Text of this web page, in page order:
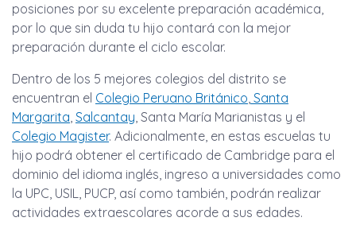
posiciones por su excelente preparación académica,
por lo que sin duda tu hijo contará con la mejor
preparación durante el ciclo escolar.
Dentro de los 5 mejores colegios del distrito se
encuentran el Colegio Peruano Británico, Santa
Margarita, Salcantay, Santa María Marianistas y el
Colegio Magister. Adicionalmente, en estas escuelas tu
hijo podrá obtener el certificado de Cambridge para el
dominio del idioma inglés, ingreso a universidades como
la UPC, USIL, PUCP, así como también, podrán realizar
actividades extraescolares acorde a sus edades.